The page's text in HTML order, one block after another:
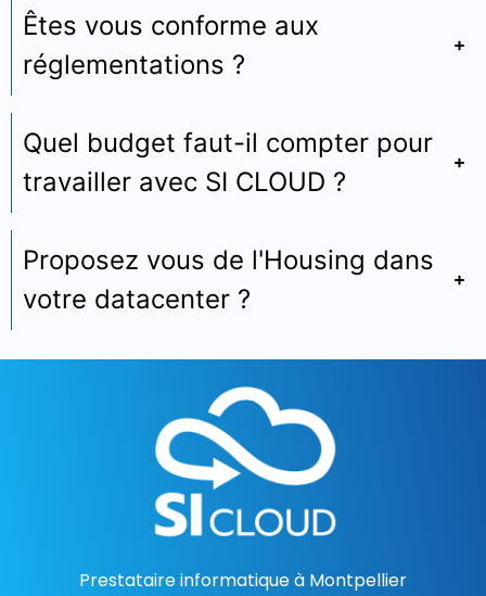
Êtes vous conforme aux
réglementations ?
Quel budget faut-il compter pour
travailler avec SI CLOUD ?
Proposez vous de l'Housing dans
votre datacenter ?
Prestataire informatique à Montpellier